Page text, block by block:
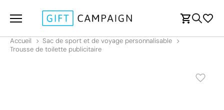
Accueil
Sac de sport et de voyage personnalisable
Trousse de toilette publicitaire